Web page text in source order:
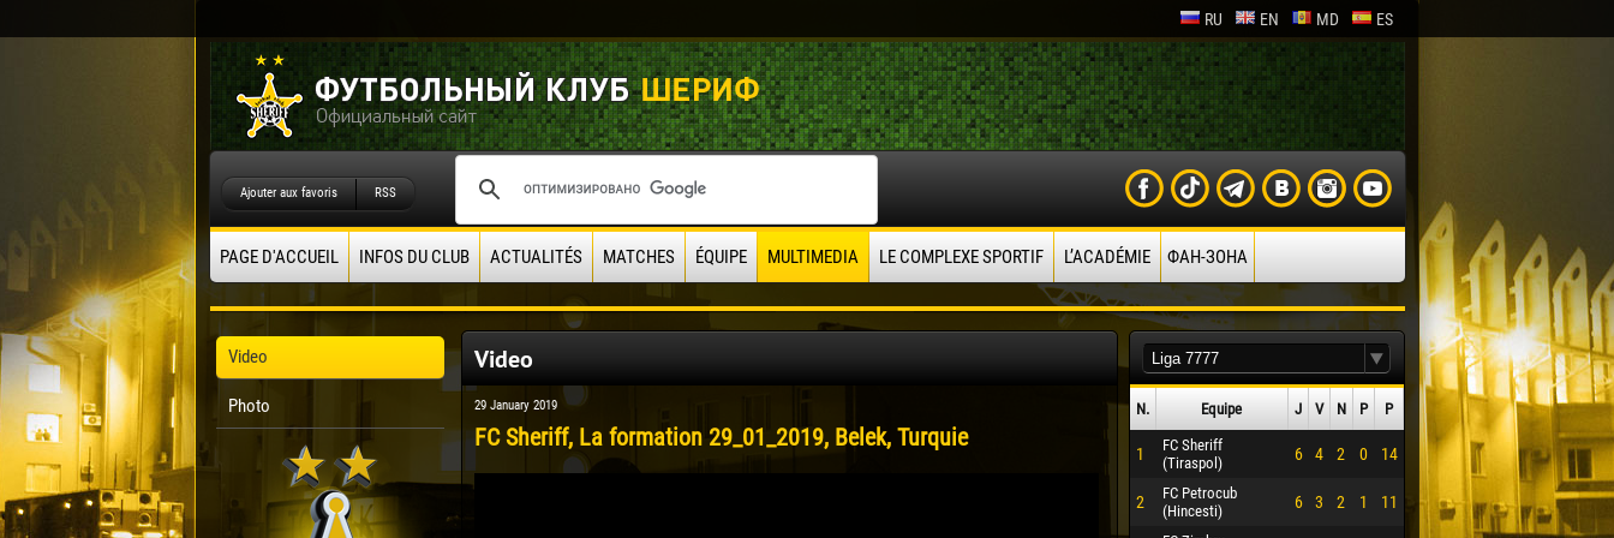
RU EN MD ES
Ajouter aux favoris RSS
PAGE D'ACCUEIL INFOS DU CLUB ACTUALITÉS MATCHES ÉQUIPE MULTIMEDIA LE COMPLEXE SPORTIF L’ACADÉMIE ФАН-ЗОНА
Video
Photo
Video
29 January 2019
FC Sheriff, La formation 29_01_2019, Belek, Turquie
N. Equipe J V N P P
1
FC Sheriff
(Tiraspol)
6 4 2 0 14
2
FC Petrocub
(Hincesti)
6 3 2 1 11